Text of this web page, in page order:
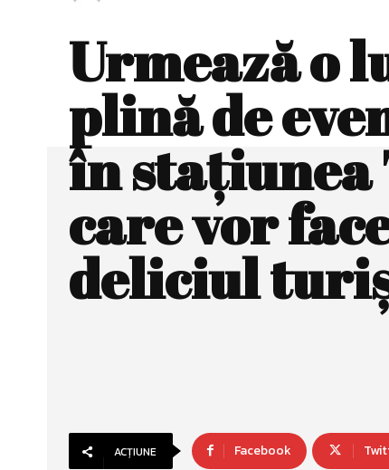
Urmează o
plină de
în stațiunea
care vor
deliciul
ACȚIUNE Facebook